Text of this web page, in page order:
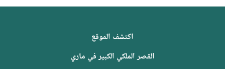
اكتشف الموقع
القصر الملكي الكبير في ماري